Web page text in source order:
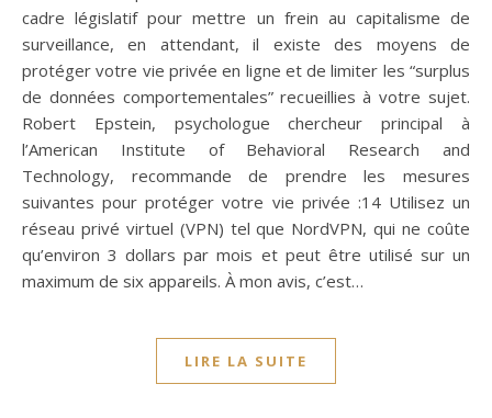
cadre législatif pour mettre un frein au capitalisme de
surveillance, en attendant, il existe des moyens de
protéger votre vie privée en ligne et de limiter les “surplus
de données comportementales” recueillies à votre sujet.
Robert Epstein, psychologue chercheur principal à
l’American Institute of Behavioral Research and
Technology, recommande de prendre les mesures
suivantes pour protéger votre vie privée :14 Utilisez un
réseau privé virtuel (VPN) tel que NordVPN, qui ne coûte
qu’environ 3 dollars par mois et peut être utilisé sur un
maximum de six appareils. À mon avis, c’est…
LIRE LA SUITE